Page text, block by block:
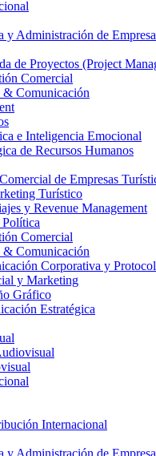
Administración de
de Proyectos (Project
Comercial
Comunicación
e Inteligencia Emocional
de Recursos Humanos
de Empresas
Turístico
y Revenue Management
Comercial
Comunicación
Corporativa y
y Marketing
Gráfico
Estratégica
Internacional
Administración de